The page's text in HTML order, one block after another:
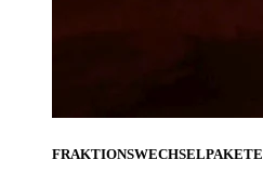
FRAKTIONSWECHSELPAKETE